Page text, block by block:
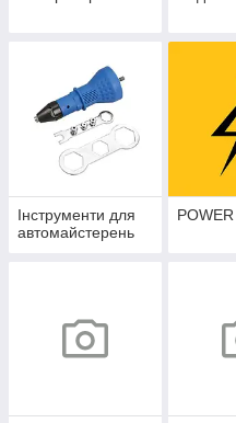
Інструменти для
автомайстерень
POWER